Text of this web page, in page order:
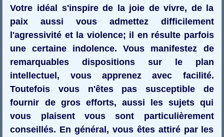
Votre idéal s'inspire de la joie de vivre, de la
paix aussi vous admettez difficilement
l'agressivité et la violence; il en résulte parfois
une certaine indolence. Vous manifestez de
remarquables dispositions sur le plan
intellectuel, vous apprenez avec facilité.
Toutefois vous n'êtes pas susceptible de
fournir de gros efforts, aussi les sujets qui
vous plaisent vous sont particulièrement
conseillés. En général, vous êtes attiré par les